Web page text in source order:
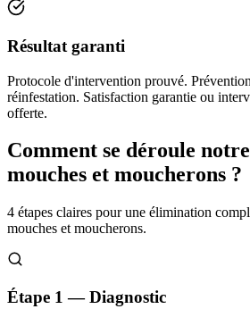
Résultat garanti
Protocole d'intervention prouvé.
réinfestation. Satisfaction garantie ou
offerte.
Comment se déroule
mouches et moucherons ?
4 étapes claires pour une élimination
mouches et moucherons.
Étape 1 — Diagnostic